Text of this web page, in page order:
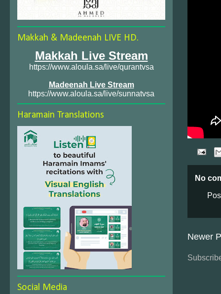
No
Newer
Makkah & Madeenah LIVE HD.
Makkah Live Stream
https://www.aloula.sa/live/qurantvsa
Madeenah Live Stream
https://www.aloula.sa/live/sunnatvsa
Haramain Translations
Social Media